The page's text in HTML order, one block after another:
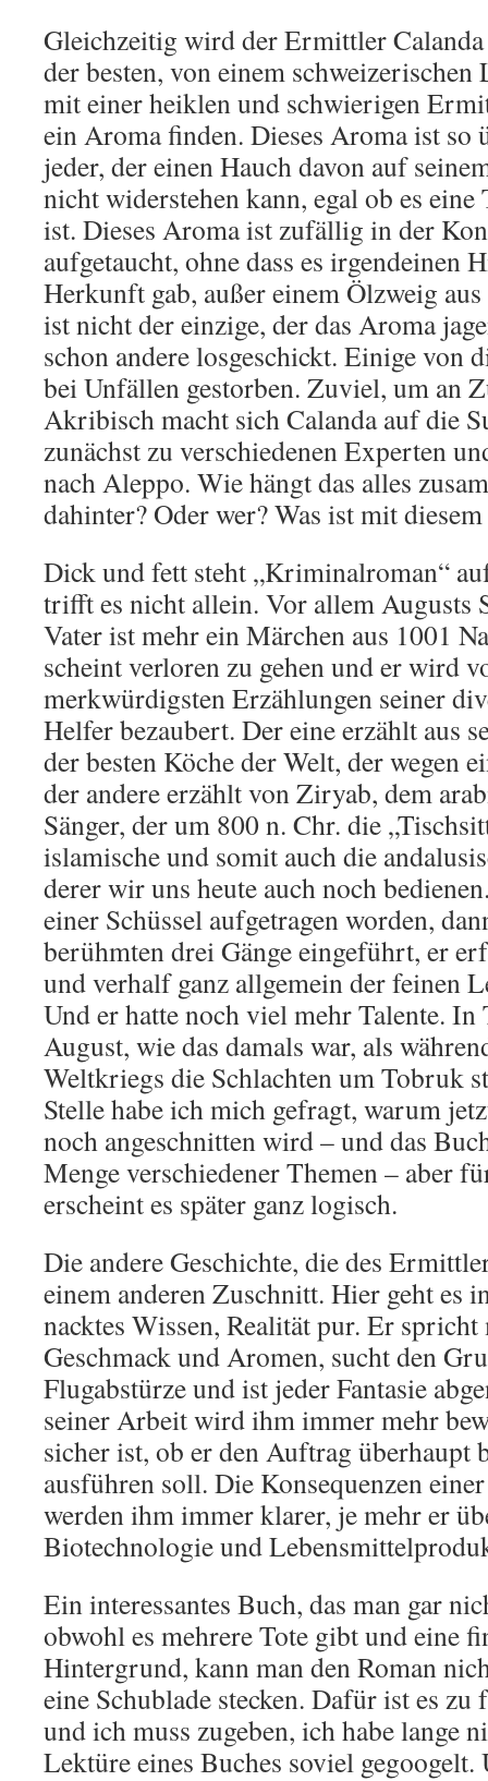
Gleichzeitig wird der Ermittler
der besten, von einem
mit einer heiklen und schwierigen
ein Aroma finden. Dieses Aroma ist so
jeder, der einen Hauch davon auf
nicht widerstehen kann, egal ob es
ist. Dieses Aroma ist zufällig in der
aufgetaucht, ohne dass es irgendeinen
Herkunft gab, außer einem Ölzweig
ist nicht der einzige, der das Aroma
schon andere losgeschickt. Einige von
bei Unfällen gestorben. Zuviel, um an
Akribisch macht sich Calanda auf die
zunächst zu verschiedenen Experten
nach Aleppo. Wie hängt das alles
dahinter? Oder wer? Was ist mit
Dick und fett steht „Kriminalroman“
trifft es nicht allein. Vor allem Augusts
Vater ist mehr ein Märchen aus 1001
scheint verloren zu gehen und er wird
merkwürdigsten Erzählungen seiner
Helfer bezaubert. Der eine erzählt aus
der besten Köche der Welt, der wegen
der andere erzählt von Ziryab, dem
Sänger, der um 800 n. Chr. die
islamische und somit auch die
derer wir uns heute auch noch
einer Schüssel aufgetragen worden,
berühmten drei Gänge eingeführt, er
und verhalf ganz allgemein der feinen
Und er hatte noch viel mehr Talente.
August, wie das damals war, als
Weltkriegs die Schlachten um Tobruk
Stelle habe ich mich gefragt, warum
noch angeschnitten wird – und das
Menge verschiedener Themen – aber
erscheint es später ganz logisch.
Die andere Geschichte, die des
einem anderen Zuschnitt. Hier geht es
nacktes Wissen, Realität pur. Er
Geschmack und Aromen, sucht den
Flugabstürze und ist jeder Fantasie
seiner Arbeit wird ihm immer mehr
sicher ist, ob er den Auftrag überhaupt
ausführen soll. Die Konsequenzen
werden ihm immer klarer, je mehr er
Biotechnologie und
Ein interessantes Buch, das man gar
obwohl es mehrere Tote gibt und eine
Hintergrund, kann man den Roman
eine Schublade stecken. Dafür ist es zu
und ich muss zugeben, ich habe lange
Lektüre eines Buches soviel gegoogelt.